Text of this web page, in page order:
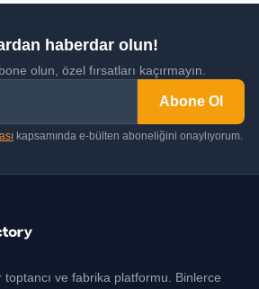
haberdar olun!
olun, özel fırsatları kaçırmayın.
Abone Ol
kapsamında e-bülten aboneliğini onaylıyorum.
ve fabrika platformu. Binlerce